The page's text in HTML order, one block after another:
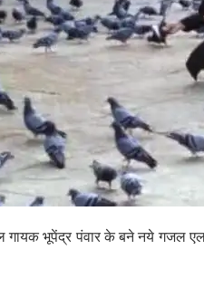
भूपेंद्र पंवार के बने नये गजल